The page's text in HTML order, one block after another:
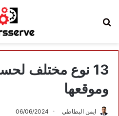
13 نوع مختلف
وموقعها
ايمن البطاطي 06/06/2024